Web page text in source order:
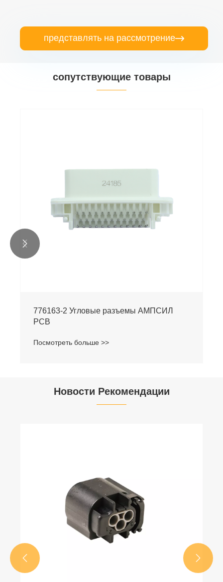
представлять на рассмотрение
сопутствующие товары
776163-2 Угловые разъемы АМПСИЛ
PCB
Посмотреть больше >>


Новости Рекомендации
 